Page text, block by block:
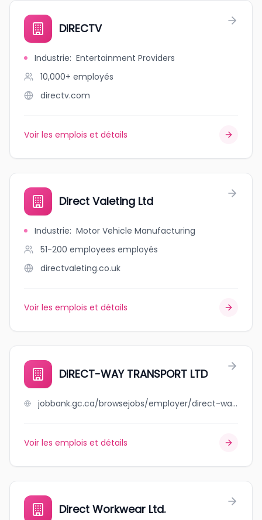
DIRECTV
Industrie: Entertainment Providers
10,000+ employés
directv.com
Voir les emplois et détails
Direct Valeting Ltd
Industrie: Motor Vehicle Manufacturing
51-200 employees employés
directvaleting.co.uk
Voir les emplois et détails
DIRECT-WAY TRANSPORT LTD
jobbank.gc.ca/browsejobs/employer/direct-way+transport+ltd/ca
Voir les emplois et détails
Direct Workwear Ltd.